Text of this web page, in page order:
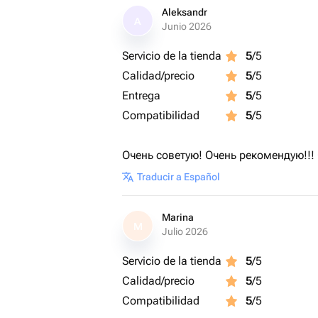
3️⃣ После оформления заявки я
заполнения обязательной
4️⃣ Готовый трек отправляется
будет только ваш персональный
5️⃣ Песня предназначена для
подарки, личные устройства).
монетизация и коммерческое
6️⃣ Треки создаются с
подписок, что позволяет обеспечить
Важно все заказы обрабатываются
Aleksandr
Junio 2026
Servicio de la tienda 5/5
Calidad/precio
5/5
Entrega
5/5
Compatibilidad
5/5
Очень советую! Очень рекомендую!!!
Traducir a Español
M
Marina
Julio 2026
Servicio de la tienda 5/5
Calidad/precio
5/5
Compatibilidad
5/5